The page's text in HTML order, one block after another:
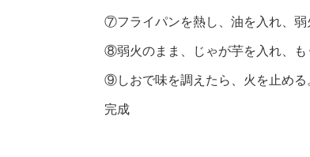
⑦フライパンを熱し、油を入れ、
⑧弱火のまま、じゃが芋を入れ、
⑨しおで味を調えたら、火を止める
完成